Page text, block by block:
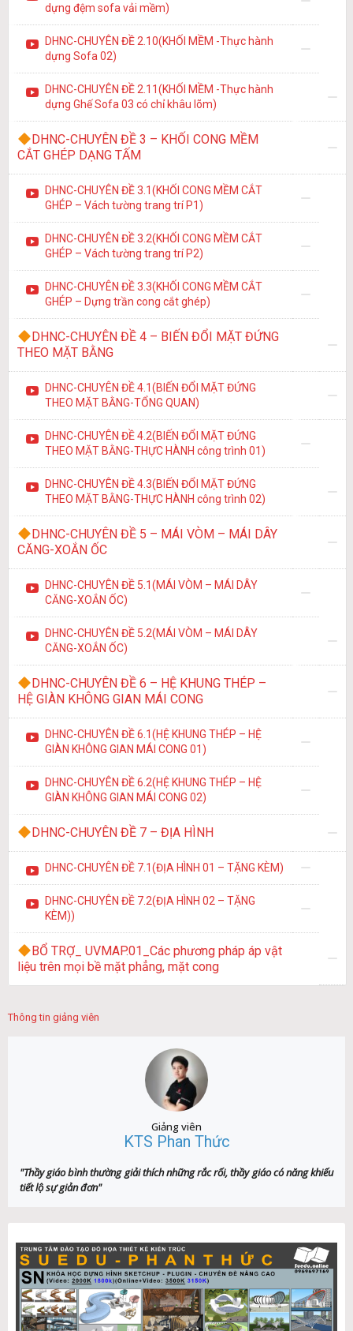
dựng đệm sofa vải mềm)
DHNC-CHUYÊN ĐỀ 2.10(KHỐI MỀM -Thực hành
dựng Sofa 02)
DHNC-CHUYÊN ĐỀ 2.11(KHỐI MỀM -Thực hành
dựng Ghế Sofa 03 có chỉ khâu lõm)
DHNC-CHUYÊN ĐỀ 3 – KHỐI CONG MỀM
CẮT GHÉP DẠNG TẤM
DHNC-CHUYÊN ĐỀ 3.1(KHỐI CONG MỀM CẮT
GHÉP – Vách tường trang trí P1)
DHNC-CHUYÊN ĐỀ 3.2(KHỐI CONG MỀM CẮT
GHÉP – Vách tường trang trí P2)
DHNC-CHUYÊN ĐỀ 3.3(KHỐI CONG MỀM CẮT
GHÉP – Dựng trần cong cắt ghép)
DHNC-CHUYÊN ĐỀ 4 – BIẾN ĐỔI MẶT ĐỨNG
THEO MẶT BẰNG
DHNC-CHUYÊN ĐỀ 4.1(BIẾN ĐỔI MẶT ĐỨNG
THEO MẶT BẰNG-TỔNG QUAN)
DHNC-CHUYÊN ĐỀ 4.2(BIẾN ĐỔI MẶT ĐỨNG
THEO MẶT BẰNG-THỰC HÀNH công trình 01)
DHNC-CHUYÊN ĐỀ 4.3(BIẾN ĐỔI MẶT ĐỨNG
THEO MẶT BẰNG-THỰC HÀNH công trình 02)
DHNC-CHUYÊN ĐỀ 5 – MÁI VÒM – MÁI DÂY
CĂNG-XOẮN ỐC
DHNC-CHUYÊN ĐỀ 5.1(MÁI VÒM – MÁI DÂY
CĂNG-XOẮN ỐC)
DHNC-CHUYÊN ĐỀ 5.2(MÁI VÒM – MÁI DÂY
CĂNG-XOẮN ỐC)
DHNC-CHUYÊN ĐỀ 6 – HỆ KHUNG THÉP –
HỆ GIÀN KHÔNG GIAN MÁI CONG
DHNC-CHUYÊN ĐỀ 6.1(HỆ KHUNG THÉP – HỆ
GIÀN KHÔNG GIAN MÁI CONG 01)
DHNC-CHUYÊN ĐỀ 6.2(HỆ KHUNG THÉP – HỆ
GIÀN KHÔNG GIAN MÁI CONG 02)
DHNC-CHUYÊN ĐỀ 7 – ĐỊA HÌNH
DHNC-CHUYÊN ĐỀ 7.1(ĐỊA HÌNH 01 – TẶNG KÈM)
DHNC-CHUYÊN ĐỀ 7.2(ĐỊA HÌNH 02 – TẶNG
KÈM))
BỔ TRỢ_ UVMAP.01_Các phương pháp áp vật
liệu trên mọi bề mặt phẳng, mặt cong
Thông tin giảng viên
Giảng viên
KTS Phan Thức
"Thầy giáo bình thường giải thích những rắc rối, thầy giáo có năng khiếu
tiết lộ sự giản đơn"